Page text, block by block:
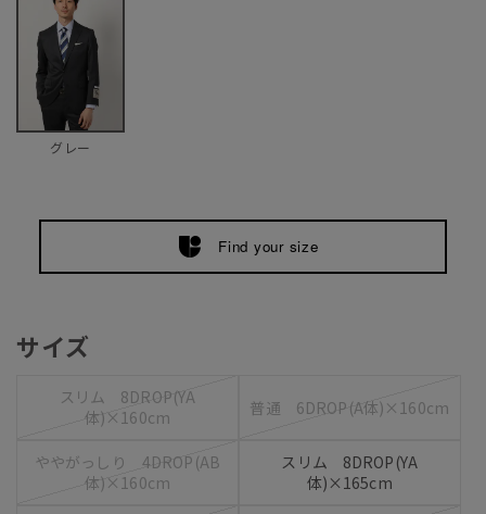
グレー
Find your size
サイズ
スリム 8DROP(YA
体)×160cm
普通 6DROP(A体)×160cm
ややがっしり 4DROP(AB
体)×160cm
スリム 8DROP(YA
体)×165cm